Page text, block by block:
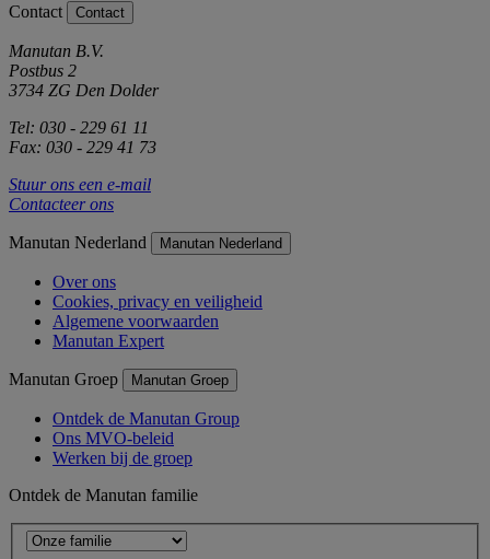
Contact Contact
Manutan B.V.
Postbus 2
3734 ZG Den Dolder
Tel: 030 - 229 61 11
Fax: 030 - 229 41 73
Stuur ons een e-mail
Contacteer ons
Manutan Nederland Manutan Nederland
Over ons
Cookies, privacy en veiligheid
Algemene voorwaarden
Manutan Expert
Manutan Groep Manutan Groep
Ontdek de Manutan Group
Ons MVO-beleid
Werken bij de groep
Ontdek de Manutan familie